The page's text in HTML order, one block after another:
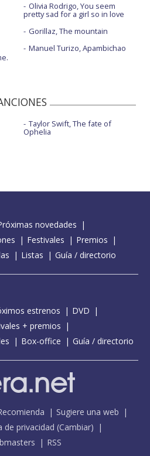
Cobarde - con letra
Kolektiv - con letra
letra
Birds - con la letra
- con El Kanka
Mägo de Oz
con la letra
- con PJ Sin Suela
Olivia Rodrigo, You seem
pretty sad for a girl so in love
Gorillaz, The mountain
Manuel Turizo, Apambichao
Taylor Swift, The fate of
Ophelia
novedades
Festivales
Premios
Listas Guía / directorio
estrenos
DVD
+ premios
Box-office Guía / directorio
Sugiere una web
de privacidad (Cambiar)
RSS